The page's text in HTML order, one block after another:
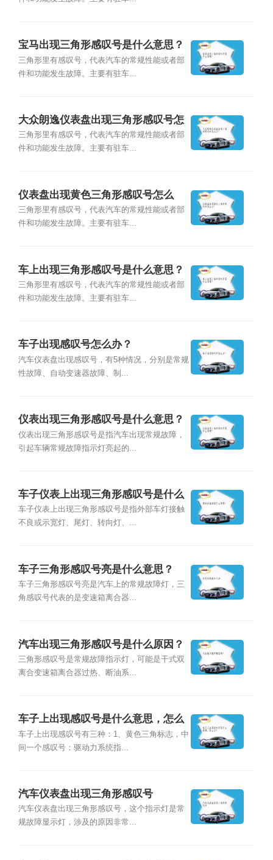
宝马出现三角形感叹号是什么意思？
三角形里有感叹号，代表汽车的常规性能或者部
件和功能发生故障。主要有驻车...
大众朗逸仪表盘出现三角形感叹号怎
么办？
三角形里有感叹号，代表汽车的常规性能或者部
件和功能发生故障。主要有驻车...
仪表盘出现黄色三角形感叹号怎么
办？
三角形里有感叹号，代表汽车的常规性能或者部
件和功能发生故障。主要有驻车...
车上出现三角形感叹号是什么意思？
三角形里有感叹号，代表汽车的常规性能或者部
件和功能发生故障。主要有驻车...
车子出现感叹号怎么办？
汽车仪表盘出现感叹号，有5种情况，分别是常规
性故障、自动变速器故障、制...
仪表出现三角形感叹号是什么意思？
仪表出现三角形感叹号是指汽车出现常规故障，
引起车辆常规故障指示灯亮起的...
车子仪表上出现三角形感叹号是什么
情况？
车子仪表上出现三角形感叹号是指外部车灯接触
不良或示宽灯、尾灯、转向灯、...
车子三角形感叹号亮是什么意思？
车子三角形感叹号亮是汽车上的常规故障灯，三
角感叹号代表的是变速箱离合器...
汽车出现三角形感叹号是什么原因？
三角形感叹号是常规故障指示灯，可能是干式双
离合变速箱离合器过热、断油系...
车子上出现感叹号是什么意思，怎么
办？
车子上出现感叹号有三种：1、黄色三角标志，中
间一个感叹号：驱动力系统指...
汽车仪表盘出现三角形感叹号
汽车仪表盘出现三角形感叹号，这个指示灯是常
规故障显示灯，涉及的原因非常...